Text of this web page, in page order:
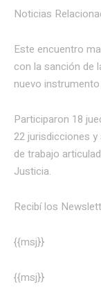
Noticias
Este encuentro
con la sanción de
nuevo
Participaron 18
22 jurisdicciones
de trabajo
Justicia.
Recibí los
{{msj}}
{{msj}}